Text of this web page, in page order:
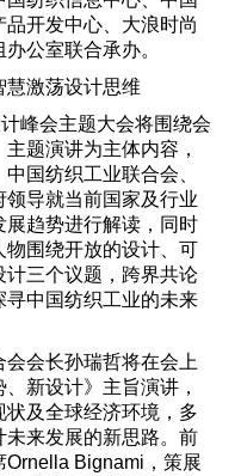
开发中心、大浪时尚
公室联合承办。
激荡设计思维
会主题大会将围绕会
题演讲为主体内容，
国纺织工业联合会、
导就当前国家及行业
趋势进行解读，同时
围绕开放的设计、可
三个议题，跨界共论
中国纺织工业的未来
会长孙瑞哲将在会上
新设计》主旨演讲，
及全球经济环境，多
来发展的新思路。前
Ornella Bignami，策展